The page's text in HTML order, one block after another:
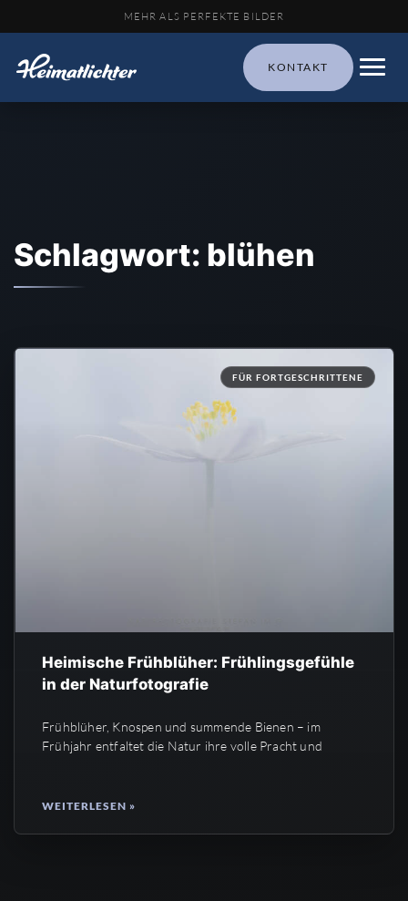
MEHR ALS PERFEKTE BILDER
KONTAKT
Schlagwort: blühen
FÜR FORTGESCHRITTENE
Heimische Frühblüher: Frühlingsgefühle
in der Naturfotografie
Frühblüher, Knospen und summende Bienen – im
Frühjahr entfaltet die Natur ihre volle Pracht und
WEITERLESEN »